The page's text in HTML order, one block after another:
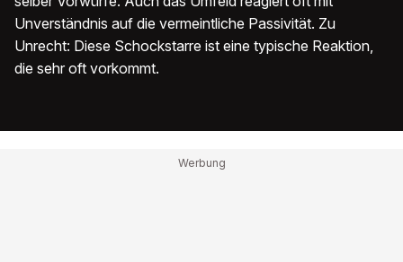
Unverständnis auf die vermeintliche Passivität. Zu
Unrecht: Diese Schockstarre ist eine typische Reaktion,
die sehr oft vorkommt.